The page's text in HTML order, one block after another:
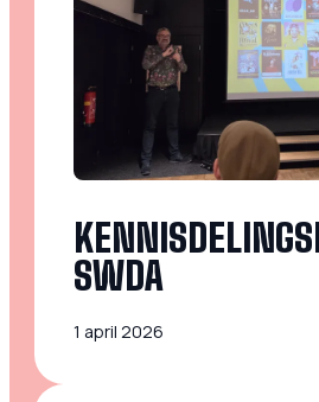
SWDA
1 april 2026